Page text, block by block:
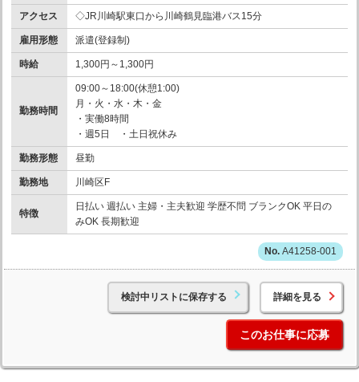
アクセス ◇JR川崎駅東口から川崎鶴見臨港バス15分
雇用形態 派遣(登録制)
時給 1,300円～1,300円
勤務時間
09:00～18:00(休憩1:00)
月・火・水・木・金
・実働8時間
・週5日 ・土日祝休み
勤務形態 昼勤
勤務地 川崎区F
特徴
日払い 週払い 主婦・主夫歓迎 学歴不問 ブランクOK 平日の
みOK 長期歓迎
A41258-001
検討中リストに保存する 詳細を見る
このお仕事に応募